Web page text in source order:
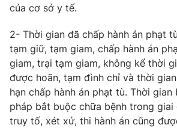
của cơ sở y tế.
2- Thời gian đã chấp hành án phạt
tạm giữ, tạm giam, chấp hành án
giam, trại tạm giam, không kể thời
được hoãn, tạm đình chỉ và thời
hạn chấp hành án phạt tù. Thời
pháp bắt buộc chữa bệnh trong giai
truy tố, xét xử, thi hành án cũng